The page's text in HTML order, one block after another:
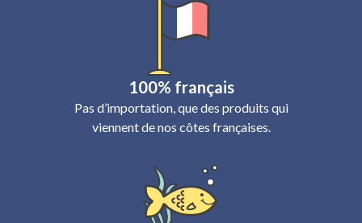
100% français
Pas d’importation, que des produits qui
viennent de nos côtes françaises.